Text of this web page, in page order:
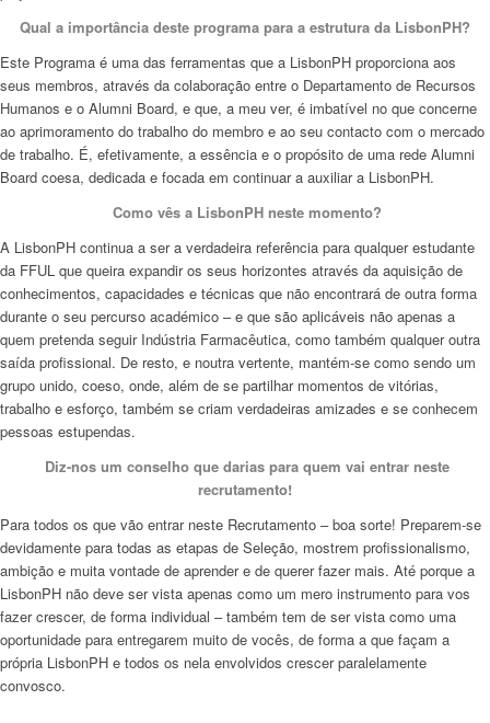
Qual a importância deste programa para a estrutura da LisbonPH?
Este Programa é uma das ferramentas que a LisbonPH proporciona aos
seus membros, através da colaboração entre o Departamento de Recursos
Humanos e o Alumni Board, e que, a meu ver, é imbatível no que concerne
ao aprimoramento do trabalho do membro e ao seu contacto com o mercado
de trabalho. É, efetivamente, a essência e o propósito de uma rede Alumni
Board coesa, dedicada e focada em continuar a auxiliar a LisbonPH.
Como vês a LisbonPH neste momento?
A LisbonPH continua a ser a verdadeira referência para qualquer estudante
da FFUL que queira expandir os seus horizontes através da aquisição de
conhecimentos, capacidades e técnicas que não encontrará de outra forma
durante o seu percurso académico – e que são aplicáveis não apenas a
quem pretenda seguir Indústria Farmacêutica, como também qualquer outra
saída profissional. De resto, e noutra vertente, mantém-se como sendo um
grupo unido, coeso, onde, além de se partilhar momentos de vitórias,
trabalho e esforço, também se criam verdadeiras amizades e se conhecem
pessoas estupendas.
Diz-nos um conselho que darias para quem vai entrar neste
recrutamento!
Para todos os que vão entrar neste Recrutamento – boa sorte! Preparem-se
devidamente para todas as etapas de Seleção, mostrem profissionalismo,
ambição e muita vontade de aprender e de querer fazer mais. Até porque a
LisbonPH não deve ser vista apenas como um mero instrumento para vos
fazer crescer, de forma individual – também tem de ser vista como uma
oportunidade para entregarem muito de vocês, de forma a que façam a
própria LisbonPH e todos os nela envolvidos crescer paralelamente
convosco.